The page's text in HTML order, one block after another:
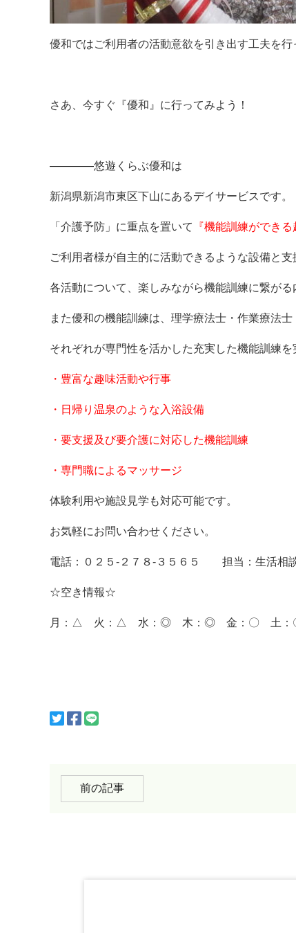
優和ではご利用者の活動意欲を引き出す工夫を行
さあ、今すぐ『優和』に行ってみよう！
————悠遊くらぶ優和は
新潟県新潟市東区下山にあるデイサービスです。
「介護予防」に重点を置いて 『機能訓練ができ
ご利用者様が自主的に活動できるような設備と支
各活動について、楽しみながら機能訓練に繋がる
また優和の機能訓練は、理学療法士・作業療法
それぞれが専門性を活かした充実した機能訓練
・豊富な趣味活動や行事
・日帰り温泉のような入浴設備
・要支援及び要介護に対応した機能訓練
・専門職によるマッサージ
体験利用や施設見学も対応可能です。
お気軽にお問い合わせください。
電話：０２５-２７８-３５６５ 担当：生活相
☆空き情報☆
月：△ 火：△ 水：◎ 木：◎ 金：〇 土：
前の記事